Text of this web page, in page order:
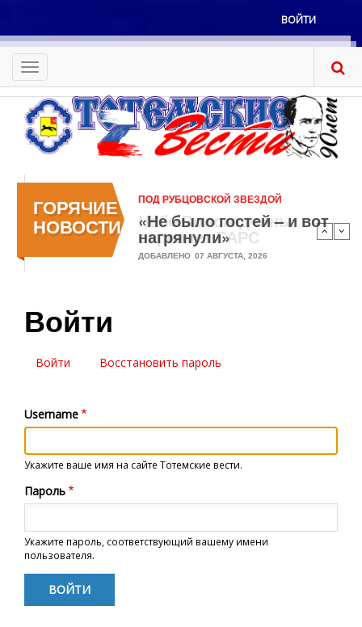
основному
содержанию
Меню
учётной
записи
пользователя
ВОЙТИ
Toggle
navigation
ГОРЯЧИЕ
НОВОСТИ
ПОД РУБЦОВСКОЙ ЗВЕЗДОЙ
«Не было гостей – и вот
нагрянули»
ДОБАВЛЕНО 07 АВГУСТА, 2026
ОФИЦИАЛЬНО
Небо Вологодчины
охраняет БАРС
ДОБАВЛЕНО 05 АВГУСТА, 2026
Войти
вкладки
Войти (активнаяВосстановить пароль
Username
Укажите ваше имя на сайте Тотемские вести.
Пароль
Укажите пароль, соответствующий вашему имени
пользователя.